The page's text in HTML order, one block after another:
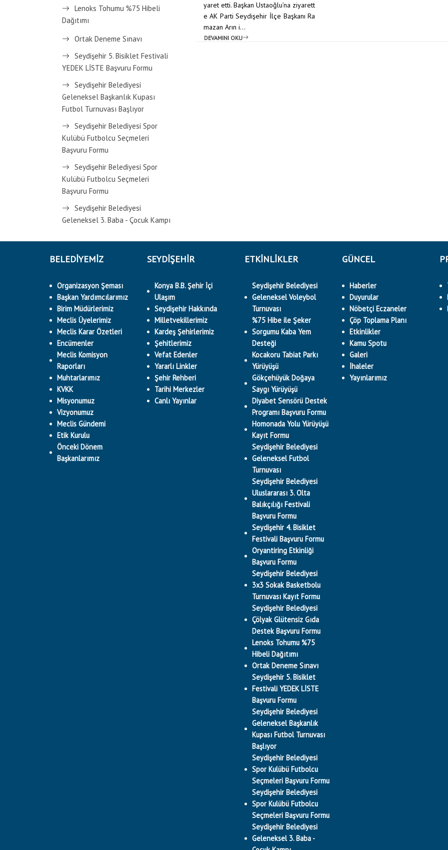
Lenoks Tohumu %75 Hibeli
Dağıtımı
Ortak Deneme Sınavı
Seydişehir 5. Bisiklet Festivali
YEDEK LİSTE Başvuru Formu
Seydişehir Belediyesi
Geleneksel Başkanlık Kupası
Futbol Turnuvası Başlıyor
Seydişehir Belediyesi Spor
Kulübü Futbolcu Seçmeleri
Başvuru Formu
Seydişehir Belediyesi Spor
Kulübü Futbolcu Seçmeleri
Başvuru Formu
Seydişehir Belediyesi
Geleneksel 3. Baba - Çocuk Kampı
yaret etti. Başkan Ustaoğlu’na ziyarett
e AK Parti Seydişehir İlçe Başkanı Ra
mazan Arın i...
DEVAMINI OKU
BELEDİYEMİZ
Organizasyon Şeması
Başkan Yardımcılarımız
Birim Müdürlerimiz
Meclis Üyelerimiz
Meclis Karar Özetleri
Encümenler
Meclis Komisyon
Raporları
Muhtarlarımız
KVKK
Misyonumuz
Vizyonumuz
Meclis Gündemi
Etik Kurulu
Önceki Dönem
Başkanlarımız
SEYDİŞEHİR
Konya B.B. Şehir İçi
Ulaşım
Seydişehir Hakkında
Milletvekillerimiz
Kardeş Şehirlerimiz
Şehitlerimiz
Vefat Edenler
Yararlı Linkler
Şehir Rehberi
Tarihi Merkezler
Canlı Yayınlar
ETKINLIKLER
Seydişehir Belediyesi
Geleneksel Voleybol
Turnuvası
%75 Hibe ile Şeker
Sorgumu Kaba Yem
Desteği
Kocakoru Tabiat Parkı
Yürüyüşü
Gökçehüyük Doğaya
Saygı Yürüyüşü
Diyabet Sensörü Destek
Programı Başvuru Formu
Homonada Yolu Yürüyüşü
Kayıt Formu
Seydişehir Belediyesi
Geleneksel Futbol
Turnuvası
Seydişehir Belediyesi
Uluslararası 3. Olta
Balıkçılığı Festivali
Başvuru Formu
Seydişehir 4. Bisiklet
Festivali Başvuru Formu
Oryantiring Etkinliği
Başvuru Formu
Seydişehir Belediyesi
3x3 Sokak Basketbolu
Turnuvası Kayıt Formu
Seydişehir Belediyesi
Çölyak Glütensiz Gıda
Destek Başvuru Formu
Lenoks Tohumu %75
Hibeli Dağıtımı
Ortak Deneme Sınavı
Seydişehir 5. Bisiklet
Festivali YEDEK LİSTE
Başvuru Formu
Seydişehir Belediyesi
Geleneksel Başkanlık
Kupası Futbol Turnuvası
Başlıyor
Seydişehir Belediyesi
Spor Kulübü Futbolcu
Seçmeleri Başvuru Formu
Seydişehir Belediyesi
Spor Kulübü Futbolcu
Seçmeleri Başvuru Formu
Seydişehir Belediyesi
Geleneksel 3. Baba -
GÜNCEL
Haberler
Duyurular
Nöbetçi Eczaneler
Çöp Toplama Planı
Etkinlikler
Kamu Spotu
Galeri
İhaleler
Yayınlarımız